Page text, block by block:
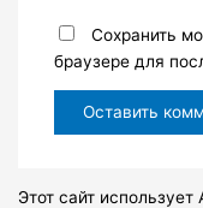
Сохранить
браузере для
Этот сайт